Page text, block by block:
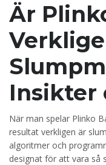
Är
Insikter
När man spelar Plinko
resultat verkligen är
algoritmer och
designat för att vara så